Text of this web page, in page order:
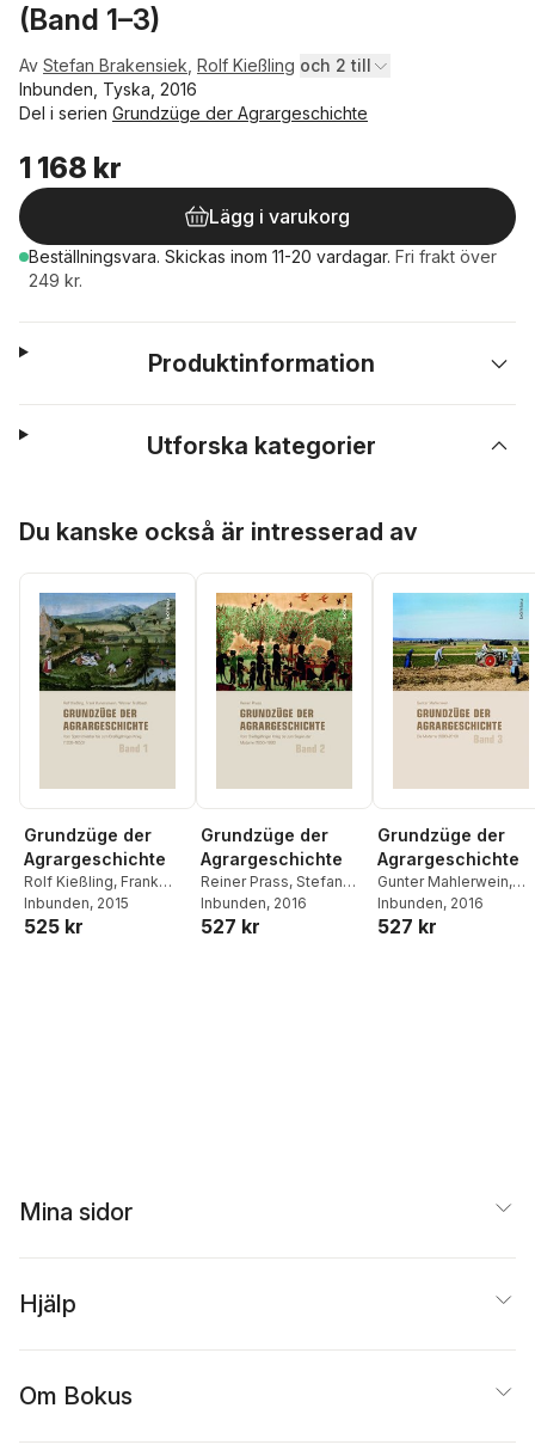
(Band 1–3)
Av Stefan Brakensiek Rolf Kießling och 2 till
Inbunden, Tyska, 2016
Del i serien Grundzüge der Agrargeschichte
1 168 kr
Lägg i varukorg
Beställningsvara. Skickas inom 11-20 vardagar. Fri frakt över
249 kr.
Produktinformation
Utforska kategorier
Du kanske också är intresserad av
Grundzüge der
Agrargeschichte
Rolf Kießling, Frank
Konersmann,Werner
Troßbach
Inbunden, 2015
525 kr
Grundzüge der
Agrargeschichte
Reiner Prass, Stefan
Brakensiek
Inbunden, 2016
527 kr
Grundzüge der
Agrargeschichte
Gunter Mahlerwein,
Clemens Zimmermann
Inbunden, 2016
527 kr
Mina sidor
Hjälp
Om Bokus